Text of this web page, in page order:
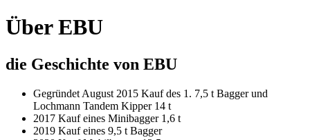
Über EBU
die Geschichte von EBU
Gegründet August 2015 Kauf des 1. 7,5 t Bagger und
Lochmann Tandem Kipper 14 t
2017 Kauf eines Minibagger 1,6 t
2019 Kauf eines 9,5 t Bagger